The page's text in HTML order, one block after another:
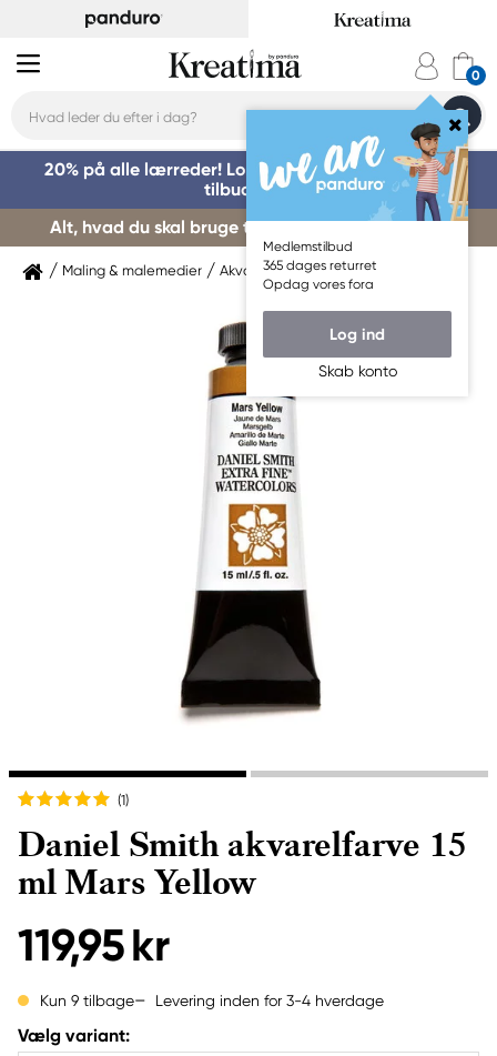
Medlemstilbud
365 dages returret
Opdag vores fora
Log ind
Skab konto
20% på alle lærreder! Log på for at benytte dig af
tilbuddet »
Alt, hvad du skal bruge til kursusstart – køb her »
Maling & malemedier Akvarelmaling Daniel Smith
(1)
Daniel Smith akvarelfarve 15
ml Mars Yellow
119,95 kr
Kun 9 tilbage Levering inden for 3-4 hverdage
Vælg variant: